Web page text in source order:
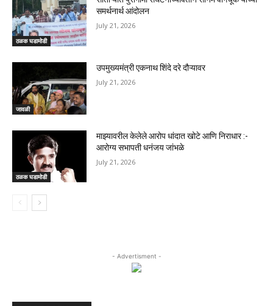
ठळक घडामोडी
समर्थनार्थ आंदोलन
July 21, 2026
जावळी
उपमुख्यमंत्री एकनाथ शिंदे दरे दौऱ्यावर
July 21, 2026
ठळक घडामोडी
माझ्यावरील केलेले आरोप धांदात खोटे आणि निराधार :-
आरोग्य सभापती धनंजय जांभळे
July 21, 2026
- Advertisment -